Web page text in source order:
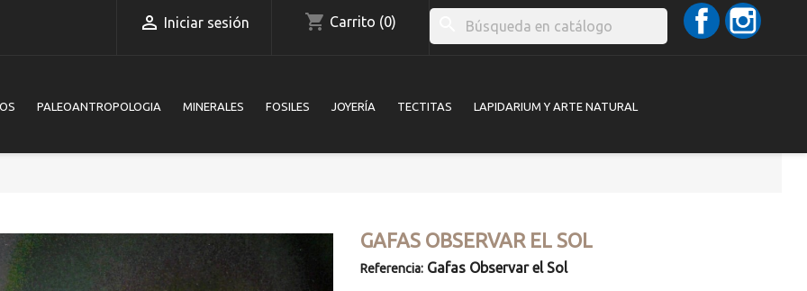
 Iniciar sesión shopping_cart Carrito (0)
Facebook
PALEOANTROPOLOGIA MINERALES FOSILES JOYERÍA TECTITAS LAPIDARIUM Y ARTE NATURAL
GAFAS OBSERVAR EL SOL
Referencia: Gafas Observar el Sol